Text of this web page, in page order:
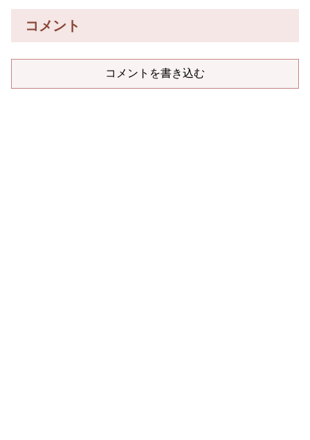
コメント
コメントを書き込む